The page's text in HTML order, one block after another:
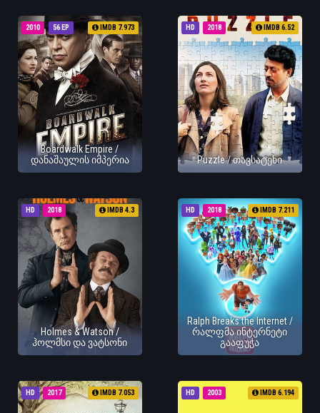
56 EP
2010 IMDB 7.973
Boardwalk Empire /
დანაშაულის იმპერია
HD 2018 IMDB 6.52
Puzzle / თავსატეხი
HD 2018 IMDB 4.3
Holmes & Watson /
ჰოლმსი და ვატსონი
HD 2018 IMDB 7.211
Ralph Breaks the Internet /
რალფმა ინტერნეტი
გააფუჭა
HD 2017 IMDB 7.053 HD 2003 IMDB 6.194